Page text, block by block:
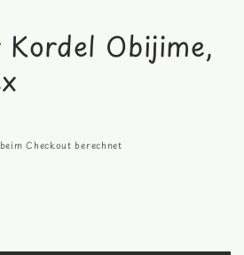
Obijime,
Checkout berechnet